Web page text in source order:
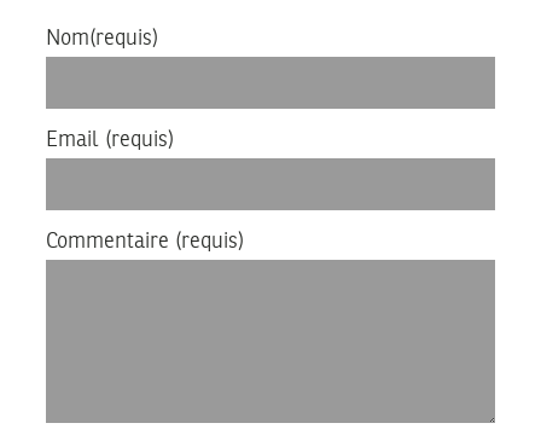
Nom(requis)
Email (requis)
Commentaire (requis)